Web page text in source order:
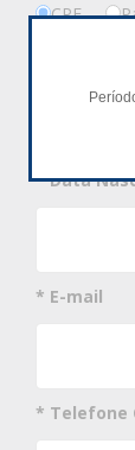
CPF
* Data
* E-mail
* Telefone